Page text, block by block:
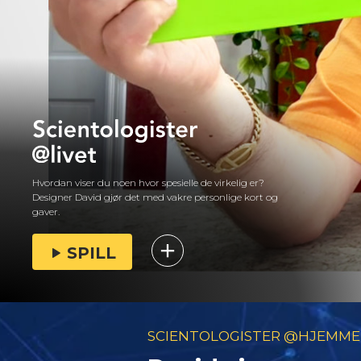
Hvordan viser du noen hvor spesielle de virkelig er?
Designer David gjør det med vakre personlige kort og
gaver.
SPILL
SCIENTOLOGISTER @HJEMME